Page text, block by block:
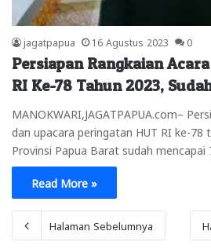
jagatpapua 16 Agustus 2023 0
Persiapan Rangkaian
RI Ke-78 Tahun 2023,
MANOKWARI,JAGATPAPUA.com–
dan upacara peringatan HUT RI ke-78
Provinsi Papua Barat sudah mencapai
Read More »
Halaman Sebelumnya